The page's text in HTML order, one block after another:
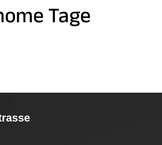
Tage